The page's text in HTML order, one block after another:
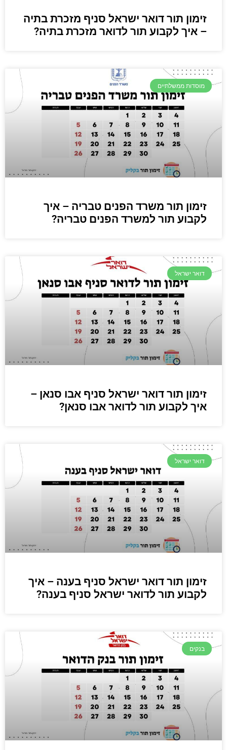
זימון תור דואר ישראל סניף מזכרת בתיה
– איך לקבוע תור לדואר מזכרת בתיה?
מוסדות ממשלתיים
זימון תור משרד הפנים טבריה – איך
לקבוע תור למשרד הפנים טבריה?
דואר ישראל
זימון תור דואר ישראל סניף אבו סנאן –
איך לקבוע תור לדואר אבו סנאן?
דואר ישראל
זימון תור דואר ישראל סניף בענה – איך
לקבוע תור לדואר ישראל סניף בענה?
בנקים